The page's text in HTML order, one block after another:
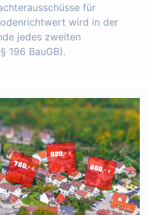
für
wird in der
jedes zweiten
196 BauGB).